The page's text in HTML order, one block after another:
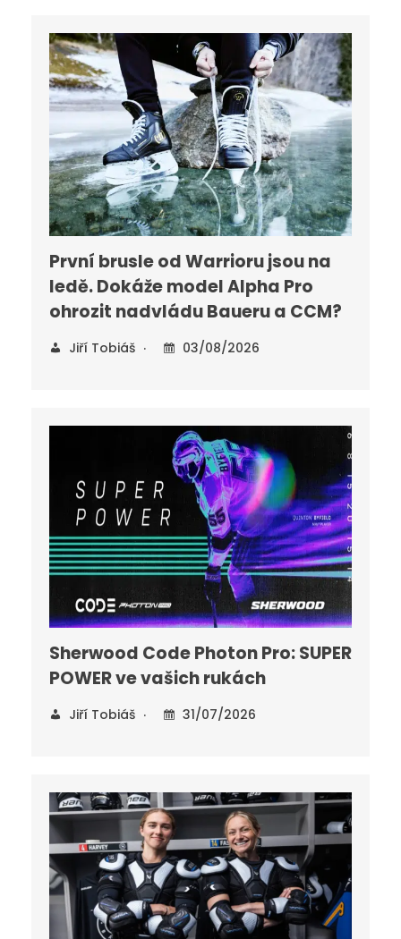
První brusle od Warrioru jsou na
ledě. Dokáže model Alpha Pro
ohrozit nadvládu Baueru a CCM?
Jiří Tobiáš 03/08/2026
Sherwood Code Photon Pro: SUPER
POWER ve vašich rukách
Jiří Tobiáš 31/07/2026